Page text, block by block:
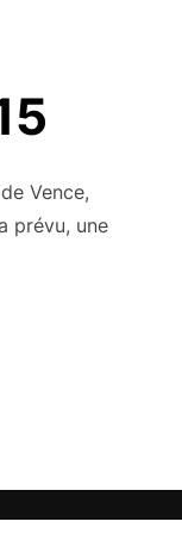
Vence,
prévu, une
»